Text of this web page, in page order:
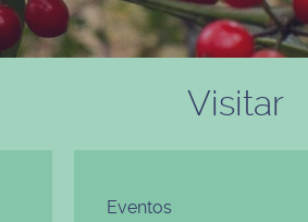
Visitar
Eventos